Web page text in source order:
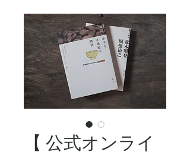
【 公式オンライ